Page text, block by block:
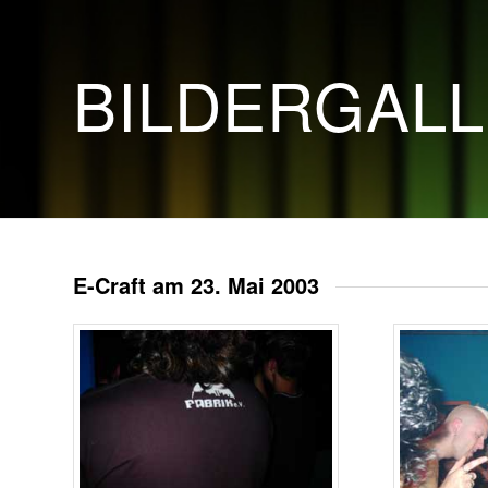
E-Craft am 23. Mai 2003